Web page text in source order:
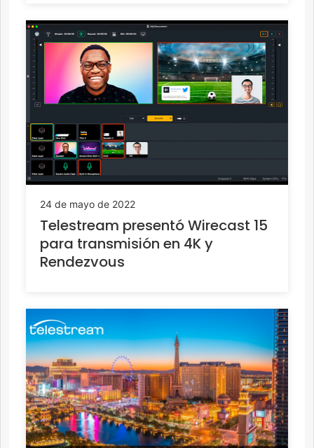
24 de mayo de 2022
Telestream presentó Wirecast 15
para transmisión en 4K y
Rendezvous